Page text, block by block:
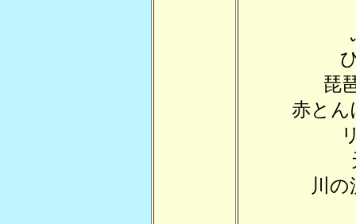
琵
赤とん
川